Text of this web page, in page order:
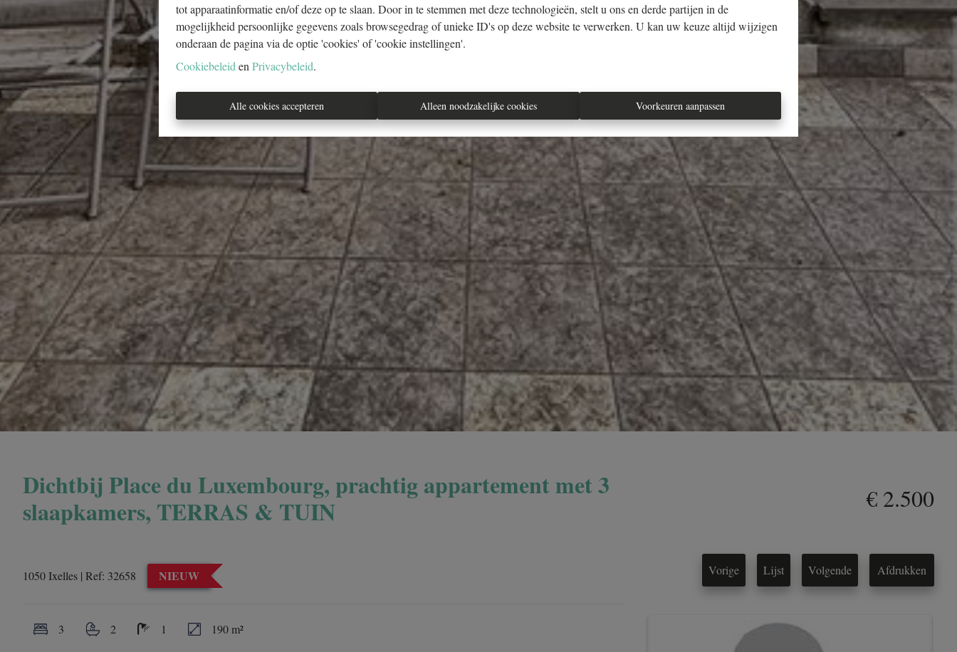
tot apparaatinformatie en/of deze op te slaan. Door in te stemmen met deze technologieën, stelt u ons en derde partijen in de
mogelijkheid persoonlijke gegevens zoals browsegedrag of unieke ID's op deze website te verwerken. U kan uw keuze altijd wijzigen
onderaan de pagina via de optie 'cookies' of 'cookie instellingen'.
Cookiebeleid en Privacybeleid.
Alle cookies accepteren Alleen noodzakelijke cookies Voorkeuren aanpassen
Dichtbij Place du Luxembourg, prachtig appartement met 3
slaapkamers, TERRAS & TUIN
€ 2.500
1050 Ixelles | Ref: 32658 NIEUW Vorige Lijst Volgende Afdrukken
3 2 1 190 m²